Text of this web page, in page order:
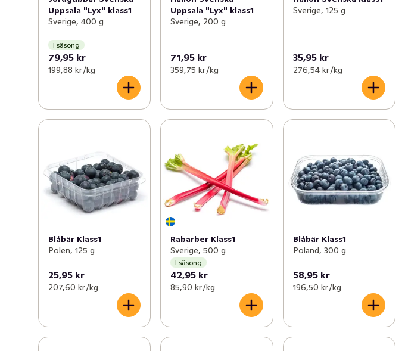
Uppsala "Lyx" klass1
Sverige, 400 g
I säsong
79,95 kr
199,88 kr /kg
Uppsala "Lyx" klass1
Sverige, 200 g
71,95 kr
359,75 kr /kg
Sverige, 125 g
35,95 kr
276,54 kr /kg
Blåbär Klass1
Polen, 125 g
25,95 kr
207,60 kr /kg
Rabarber Klass1
Sverige, 500 g
I säsong
42,95 kr
85,90 kr /kg
Blåbär Klass1
Poland, 300 g
58,95 kr
196,50 kr /kg